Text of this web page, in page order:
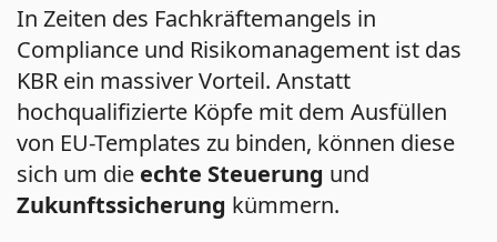
In Zeiten des Fachkräftemangels in
Compliance und Risikomanagement ist das
KBR ein massiver Vorteil. Anstatt
hochqualifizierte Köpfe mit dem Ausfüllen
von EU-Templates zu binden, können diese
sich um die echte Steuerung und
Zukunftssicherung kümmern.